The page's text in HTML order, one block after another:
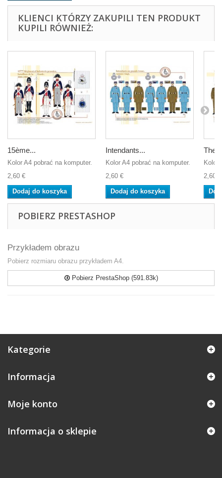
KLIENCI KTÓRZY ZAKUPILI TEN PRODUKT
KUPILI RÓWNIEŻ:
15ème...
Kolor A4 pobrać na komputer.
2,60 €
Dodaj do koszyka
Intendants...
Kolor A4 pobrać na komputer.
2,60 €
Dodaj do koszyka
The
Kolor
2,60 €
POBIERZ PRESTASHOP
Przykładem obrazu
Pobierz rozmiaru obrazu przykładem A4.
Pobierz PrestaShop (591.83k)
Kategorie
Informacja
Moje konto
Informacja o sklepie